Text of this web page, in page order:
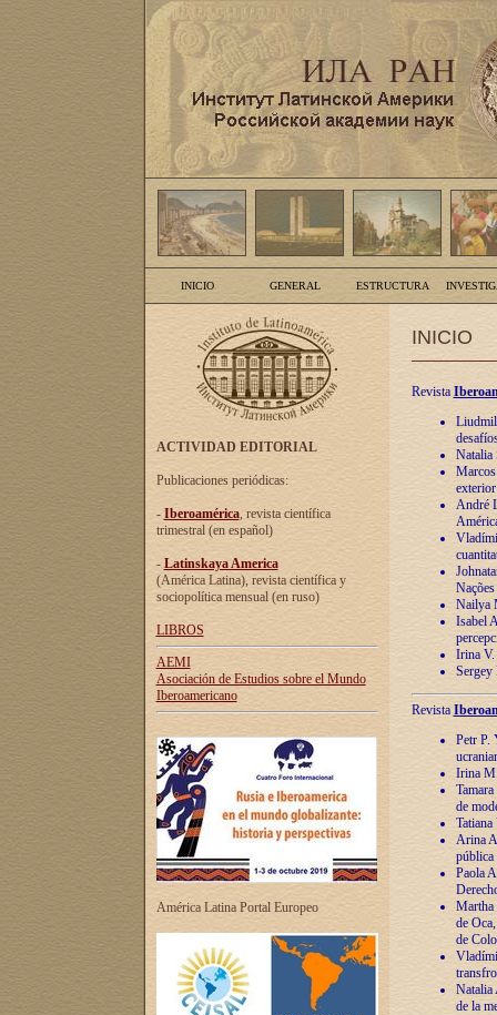
INICIO GENERAL ESTRUCTURA
ACTIVIDAD EDITORIAL
Publicaciones periódicas:
- Iberoamérica, revista científica
trimestral (en español)
- Latinskaya America
(América Latina), revista científica y
sociopolítica mensual (en ruso)
LIBROS
AEMI
Asociación de Estudios sobre el Mundo
Iberoamericano
América Latina Portal Europeo
INICIO
Revista
Natalia
André
Nailya
Isabel
Irina V.
Sergey
Revista
Petr P.
Irina
de
Arina
pública
Paola
Martha
de
de
Natalia
de la